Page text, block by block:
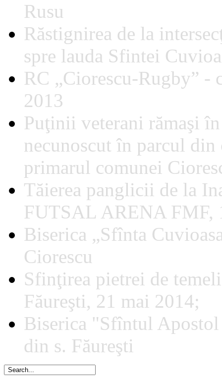
Rusu
Răstignirea de la
spre lauda Sfintei
RC „Ciorescu-Rugby” -
2013
Puţinii veterani rămaşi
necunoscut în parcul
primarul comunei
Tăierea panglicii de la
FUTSAL ARENA FMF,
Biserica „Sfînta
Ciorescu
Sfinţirea pietrei de
Făureşti, 21 mai 2014;
Biserica "Sfîntul
din s. Făureşti